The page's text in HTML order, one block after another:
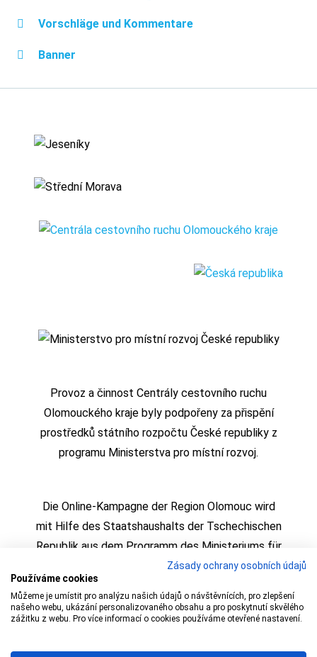
Vorschläge und Kommentare
Banner
Provoz a činnost Centrály cestovního ruchu
Olomouckého kraje byly podpořeny za přispění
prostředků státního rozpočtu České republiky z
programu Ministerstva pro místní rozvoj.
Die Online-Kampagne der Region Olomouc wird
mit Hilfe des Staatshaushalts der Tschechischen
Republik aus dem Programm des Ministeriums für
regionale Entwicklung realisiertZásady ochrany osobních údajů
Používáme cookies
Můžeme je umístit pro analýzu našich údajů o návštěvnících, pro zlepšení
našeho webu, ukázání personalizovaného obsahu a pro poskytnutí skvělého
zážitku z webu. Pro více informací o cookies používáme otevřené nastavení.